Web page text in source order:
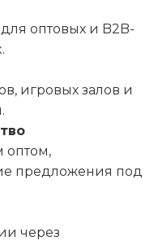
оптовых и B2B-
игровых залов и
оптом,
предложения под
через